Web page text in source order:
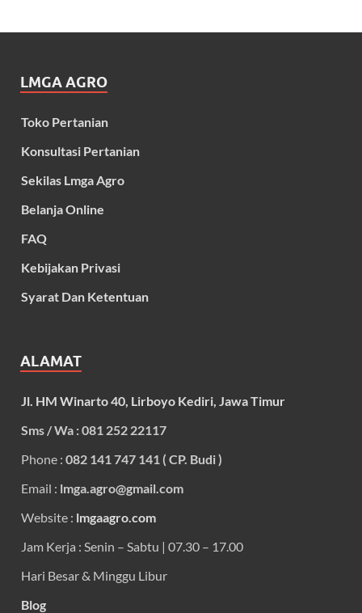
LMGA AGRO
Toko Pertanian
Konsultasi Pertanian
Sekilas Lmga Agro
Belanja Online
FAQ
Kebijakan Privasi
Syarat Dan Ketentuan
ALAMAT
Jl. HM Winarto 40, Lirboyo Kediri, Jawa Timur
Sms / Wa : 081 252 22117
Phone : 082 141 747 141 ( CP. Budi )
Email : lmga.agro@gmail.com
Website : lmgaagro.com
Jam Kerja : Senin – Sabtu | 07.30 – 17.00
Hari Besar & Minggu Libur
Blog